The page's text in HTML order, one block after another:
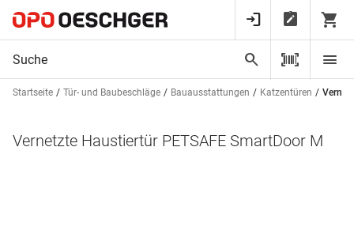
Startseite Tür- und Baubeschläge Bauausstattungen Katzentüren
Vernetzte Haustiertür PETSAFE SmartDoor M